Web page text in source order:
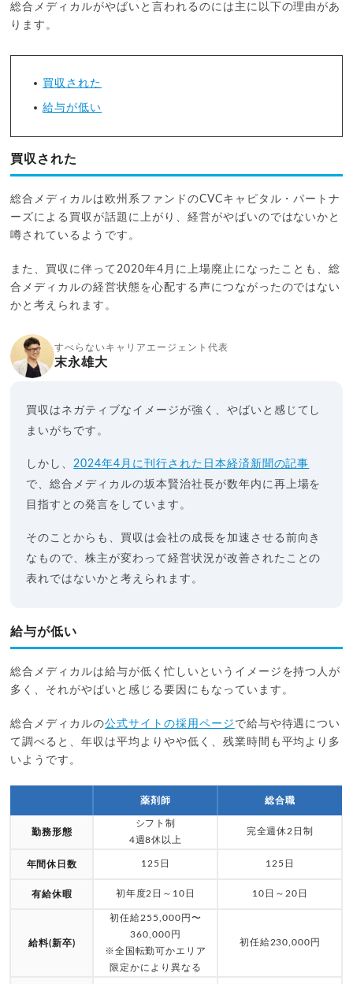
総合メディカルがやばいと言われるのには主に以下の理由があ
ります。
買収された
給与が低い
買収された
総合メディカルは欧州系ファンドのCVCキャピタル・パートナ
ーズによる買収が話題に上がり、経営がやばいのではないかと
噂されているようです。
また、買収に伴って2020年4月に上場廃止になったことも、総
合メディカルの経営状態を心配する声につながったのではない
かと考えられます。
すべらないキャリアエージェント代表
末永雄大
買収はネガティブなイメージが強く、やばいと感じてし
まいがちです。
しかし、2024年4月に刊行された日本経済新聞の記事
で、総合メディカルの坂本賢治社長が数年内に再上場を
目指すとの発言をしています。
そのことからも、買収は会社の成長を加速させる前向き
なもので、株主が変わって経営状況が改善されたことの
表れではないかと考えられます。
給与が低い
総合メディカルは給与が低く忙しいというイメージを持つ人が
多く、それがやばいと感じる要因にもなっています。
総合メディカルの公式サイトの採用ページ で給与や待遇につい
て調べると、年収は平均よりやや低く、残業時間も平均より多
いようです。
薬剤師 総合職
勤務形態
シフト制
4週8休以上
完全週休2日制
年間休日数 125日 125日
有給休暇 初年度2日～10日 10日～20日
給料(新卒)
初任給255,000円〜
360,000円
※全国転勤可かエリア
限定かにより異なる
初任給230,000円